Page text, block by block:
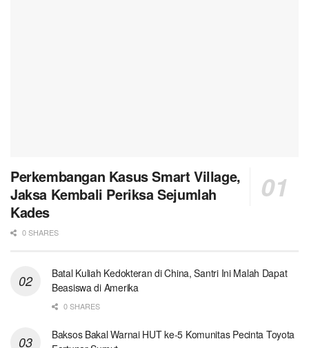
Perkembangan Kasus Smart Village,
Jaksa Kembali Periksa Sejumlah
Kades
0 SHARES
Batal Kuliah Kedokteran di China, Santri Ini Malah Dapat
Beasiswa di Amerika
0 SHARES
Baksos Bakal Warnai HUT ke-5 Komunitas Pecinta Toyota